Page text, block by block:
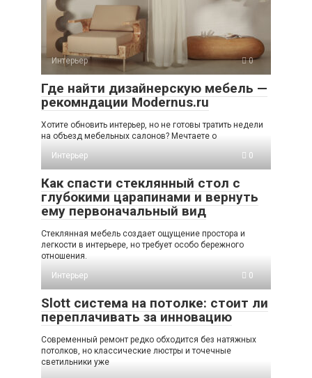
Интерьер 0
Где найти дизайнерскую мебель —
рекомндации Modernus.ru
Хотите обновить интерьер, но не готовы тратить недели
на объезд мебельных салонов? Мечтаете о
Интерьер
0
Как спасти стеклянный стол с
глубокими царапинами и вернуть
ему первоначальный вид
Стеклянная мебель создает ощущение простора и
легкости в интерьере, но требует особо бережного
отношения.
Интерьер
0
Slott система на потолке: стоит ли
переплачивать за инновацию
Современный ремонт редко обходится без натяжных
потолков, но классические люстры и точечные
светильники уже